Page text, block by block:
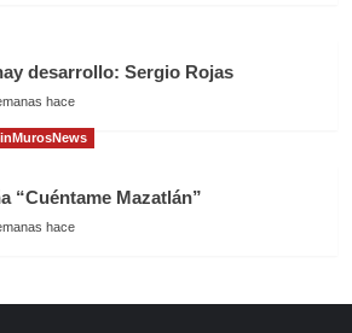
desarrollo: Sergio Rojas
hace
“Cuéntame Mazatlán”
hace